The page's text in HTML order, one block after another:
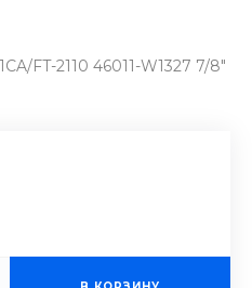
FT-2110 46011-W1327 7/8"